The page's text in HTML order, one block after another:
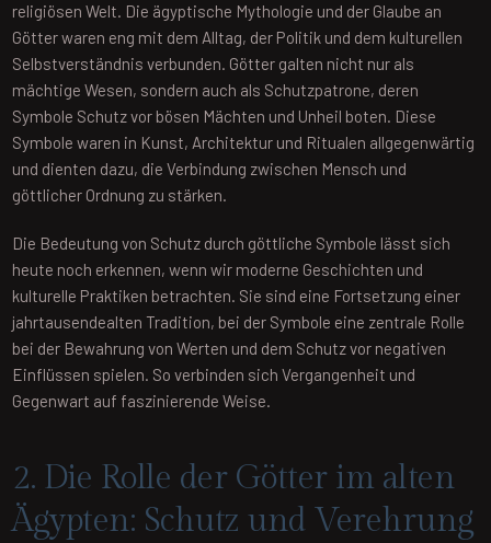
religiösen Welt. Die ägyptische Mythologie und der Glaube an
Götter waren eng mit dem Alltag, der Politik und dem kulturellen
Selbstverständnis verbunden. Götter galten nicht nur als
mächtige Wesen, sondern auch als Schutzpatrone, deren
Symbole Schutz vor bösen Mächten und Unheil boten. Diese
Symbole waren in Kunst, Architektur und Ritualen allgegenwärtig
und dienten dazu, die Verbindung zwischen Mensch und
göttlicher Ordnung zu stärken.
Die Bedeutung von Schutz durch göttliche Symbole lässt sich
heute noch erkennen, wenn wir moderne Geschichten und
kulturelle Praktiken betrachten. Sie sind eine Fortsetzung einer
jahrtausendealten Tradition, bei der Symbole eine zentrale Rolle
bei der Bewahrung von Werten und dem Schutz vor negativen
Einflüssen spielen. So verbinden sich Vergangenheit und
Gegenwart auf faszinierende Weise.
2. Die Rolle der Götter im alten
Ägypten: Schutz und Verehrung